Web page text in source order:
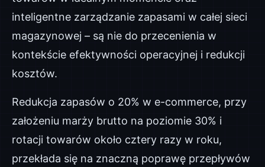
inteligentne zarządzanie zapasami w całej sieci
magazynowej – są nie do przecenienia w
kontekście efektywności operacyjnej i redukcji
kosztów.
Redukcja zapasów o 20% w e-commerce, przy
założeniu marży brutto na poziomie 30% i
rotacji towarów około cztery razy w roku,
przekłada się na znaczną poprawę przepływów